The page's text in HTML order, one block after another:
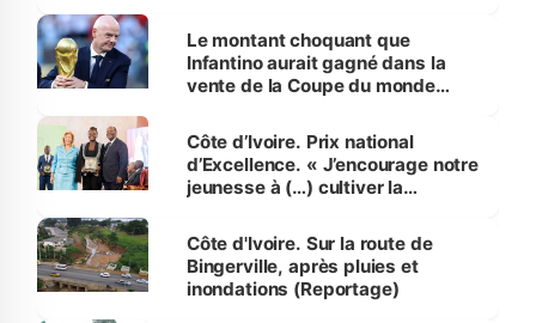
Le montant choquant que
Infantino aurait gagné dans la
vente de la Coupe du monde
Côte d’Ivoire. Prix national
d’Excellence. « J’encourage notre
jeunesse à (…) cultiver la
(Alassane Ouattara
Côte d'Ivoire. Sur la route de
Bingerville, après pluies et
inondations (Reportage)